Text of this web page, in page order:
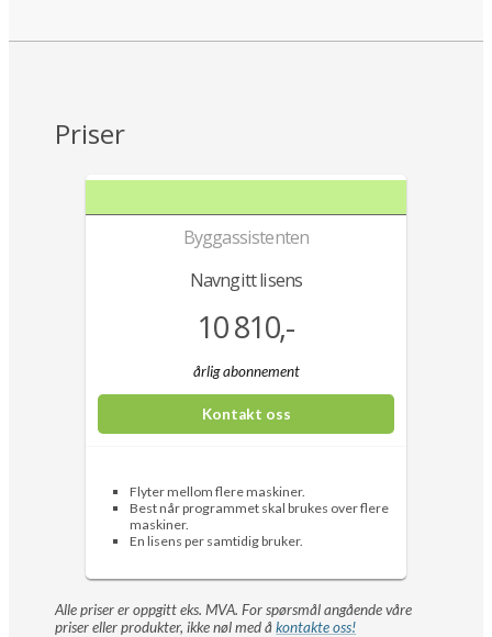
Priser
Byggassistenten
Navngitt lisens
10 810,-
årlig abonnement
Kontakt oss
Flyter mellom flere maskiner.
Best når programmet skal brukes over flere
maskiner.
En lisens per samtidig bruker.
Alle priser er oppgitt eks. MVA. For spørsmål angående våre
priser eller produkter, ikke nøl med åkontakte oss!